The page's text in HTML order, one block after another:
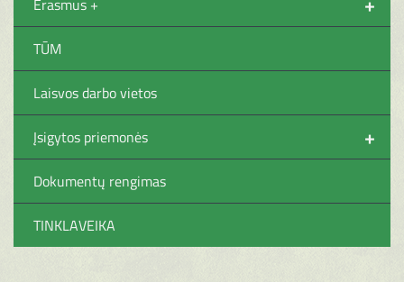
Erasmus +
TŪM
Laisvos darbo vietos
+
Įsigytos priemonės
Dokumentų rengimas
TINKLAVEIKA